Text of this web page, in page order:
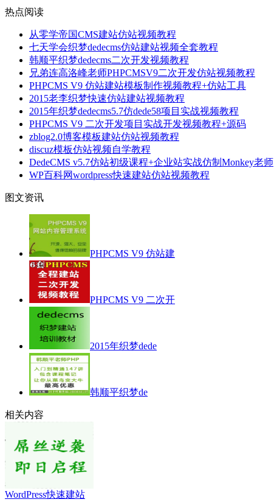
热点阅读
从零学帝国CMS建站仿站视频教程
七天学会织梦dedecms仿站建站视频全套教程
韩顺平织梦dedecms二次开发视频教程
兄弟连高洛峰老师PHPCMSV9二次开发仿站视频教程
PHPCMS V9 仿站建站模板制作视频教程+仿站工具
2015老李织梦快速仿站建站视频教程
2015年织梦dedecms5.7仿dede58项目实战视频教程
PHPCMS V9 二次开发项目实战开发视频教程+源码
zblog2.0博客模板建站仿站视频教程
discuz模板仿站视频自学教程
DedeCMS v5.7仿站初级课程+企业站实战仿制Monkey老师
WP百科网wordpress快速建站仿站视频教程
图文资讯
PHPCMS V9 仿站建
PHPCMS V9 二次开
2015年织梦dede
韩顺平织梦de
相关内容
WordPress快速建站